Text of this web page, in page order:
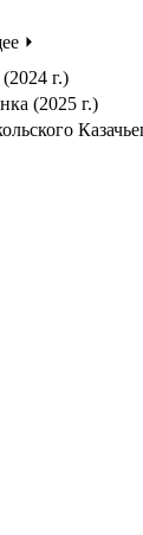
⏵
г.)
(2025 г.)